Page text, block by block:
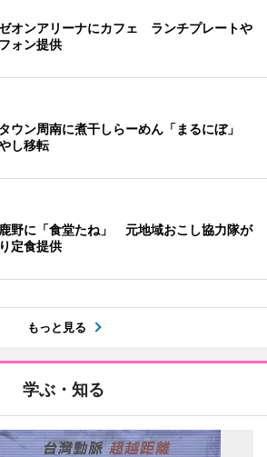
オンアリーナにカフェ ランチプレートや
ォン提供
ウン周南に煮干しらーめん「まるにぼ」
し移転
野に「食堂たね」 元地域おこし協力隊が
定食提供
もっと見る
学ぶ・知る